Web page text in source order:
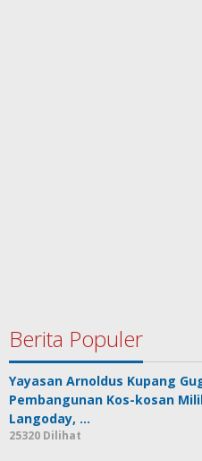
Berita Populer
Yayasan Arnoldus Kupang
Pembangunan Kos-kosan
Langoday, …
25320 Dilihat